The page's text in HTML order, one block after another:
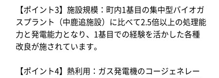
【ポイント3】施設規模：町内1基目の集中型バイオガ
スプラント（中鹿追施設）に比べて2.5倍以上の処理能
力と発電能力となり、1基目での経験を活かした各種
改良が施されています。
【ポイント4】熱利用：ガス発電機のコージェネレー